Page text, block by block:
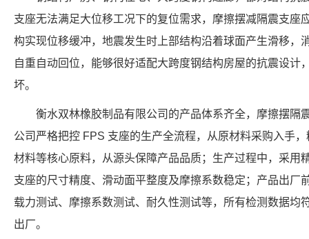
支座无法满足大位移工况下的复位需求，摩擦摆减隔震支座
构实现位移缓冲，地震发生时上部结构沿着球面产生滑移，
自重自动回位，能够很好适配大跨度钢结构房屋的抗震设计
坏。
衡水双林橡胶制品有限公司的产品体系齐全，摩擦摆隔
公司严格把控 FPS 支座的生产全流程，从原材料采购入手
材料等核心原料，从源头保障产品品质；生产过程中，采用
支座的尺寸精度、滑动面平整度及摩擦系数稳定；产品出厂
载力测试、摩擦系数测试、耐久性测试等，所有检测数据均
出厂。